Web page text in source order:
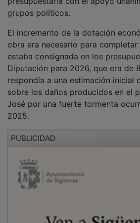
grupos políticos.
obra era necesario para completar
estaba consignada en los
Diputación para 2026, que era de
respondía a una estimación inicial
sobre los daños producidos en el
José por una fuerte tormenta
2025.